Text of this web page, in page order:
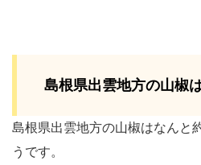
島根県出雲地方の山椒
島根県出雲地方の山椒はなんと
うです。